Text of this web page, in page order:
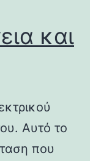
και
Αυτό το
που